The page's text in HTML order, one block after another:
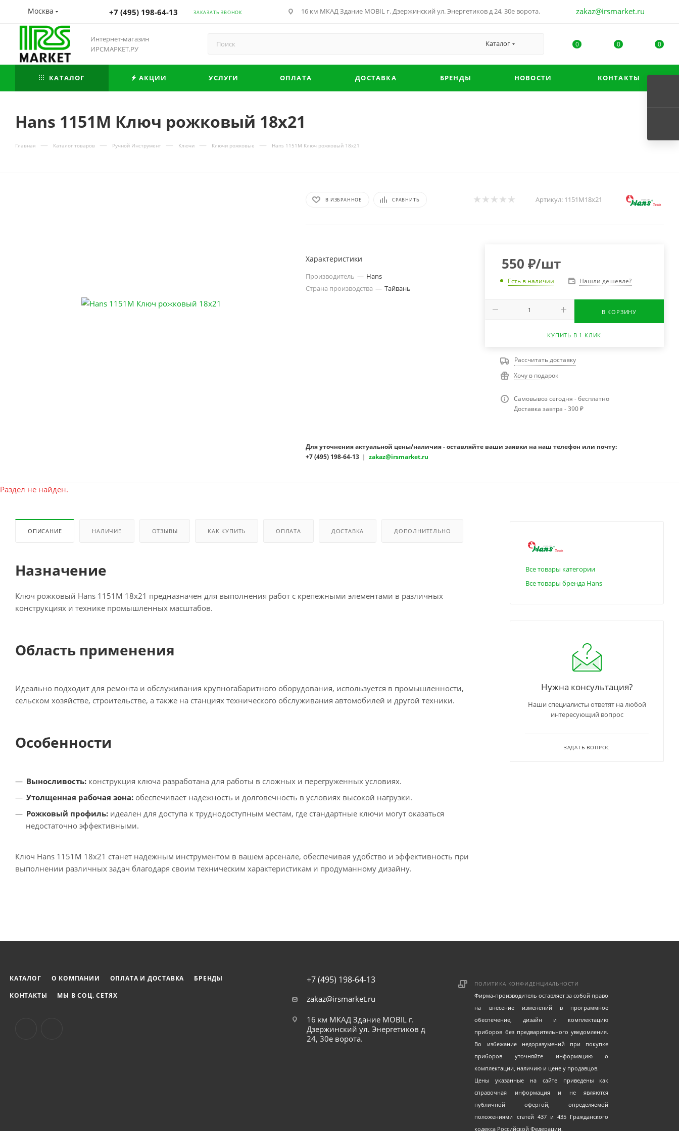
Москва +7 (495) 198-64-13 ЗАКАЗАТЬ ЗВОНОК 16 км МКАД Здание MOBIL г. Дзержинский ул. Энергетиков д 24, 30е ворота. zakaz@irsmarket.ru
Интернет-магазин
ИРСМАРКЕТ.РУ
Каталог 0 0 0
КАТАЛОГ АКЦИИ УСЛУГИ ОПЛАТА ДОСТАВКА БРЕНДЫ НОВОСТИ КОНТАКТЫ
Hans 1151M Ключ рожковый 18х21
Главная — Каталог товаров — Ручной Инструмент — Ключи — Ключи рожковые — Hans 1151M Ключ рожковый 18х21
В ИЗБРАННОЕ СРАВНИТЬ Артикул: 1151M18х21
Характеристики
Производитель — Hans
Страна производства — Тайвань
550 ₽/шт
Есть в наличии Нашли дешевле?
В КОРЗИНУ
КУПИТЬ В 1 КЛИК
Рассчитать доставку
Хочу в подарок
Самовывоз сегодня - бесплатно
Доставка завтра - 390 ₽
Для уточнения актуальной цены/наличия - оставляйте ваши заявки на наш телефон или почту:
+7 (495) 198-64-13 |zakaz@irsmarket.ru
Раздел не найден.
ОПИСАНИЕ НАЛИЧИЕ ОТЗЫВЫ КАК КУПИТЬ ОПЛАТА ДОСТАВКА ДОПОЛНИТЕЛЬНО
Назначение
Ключ рожковый Hans 1151M 18х21 предназначен для выполнения работ с крепежными элементами в различных
конструкциях и технике промышленных масштабов.
Область применения
Идеально подходит для ремонта и обслуживания крупногабаритного оборудования, используется в промышленности,
сельском хозяйстве, строительстве, а также на станциях технического обслуживания автомобилей и другой техники.
Особенности
Выносливость: конструкция ключа разработана для работы в сложных и перегруженных условиях.
Утолщенная рабочая зона: обеспечивает надежность и долговечность в условиях высокой нагрузки.
Рожковый профиль: идеален для доступа к труднодоступным местам, где стандартные ключи могут оказаться
недостаточно эффективными.
Ключ Hans 1151M 18х21 станет надежным инструментом в вашем арсенале, обеспечивая удобство и эффективность при
выполнении различных задач благодаря своим техническим характеристикам и продуманному дизайну.
Все товары категории
Все товары бренда Hans
Нужна консультация?
Наши специалисты ответят на любой
интересующий вопрос
ЗАДАТЬ ВОПРОС
КАТАЛОГ О КОМПАНИИ ОПЛАТА И ДОСТАВКА
БРЕНДЫ
КОНТАКТЫ
МЫ В СОЦ. СЕТЯХ
+7 (495) 198-64-13
zakaz@irsmarket.ru
16 км МКАД Здание MOBIL г.
Дзержинский ул. Энергетиков д
24, 30е ворота.
ПОЛИТИКА КОНФИДЕНЦИАЛЬНОСТИ
Фирма-производитель оставляет за собой право
на внесение изменений в программное
обеспечение, дизайн и комплектацию
приборов без предварительного уведомления.
Во избежание недоразумений при покупке
приборов уточняйте информацию о
комплектации, наличию и цене у продавцов.
Цены указанные на сайте приведены как
справочная информация и не являются
публичной офертой, определяемой
положениями статей 437 и 435 Гражданского
кодекса Российской Федерации.